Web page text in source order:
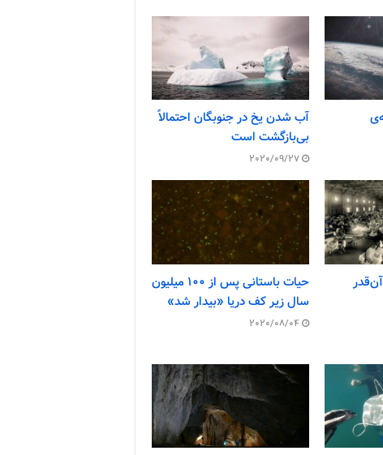
آب شدن یخ در جنوبگان احتمالاً
بی‌بازگشت است
2020/09/27
چرا آنفولانزای ۱۹۱۸ آن‌قدر
حیات باستانی پس از ۱۰۰ میلیون
سال زیر کف دریا «بیدار شد»
2020/08/04